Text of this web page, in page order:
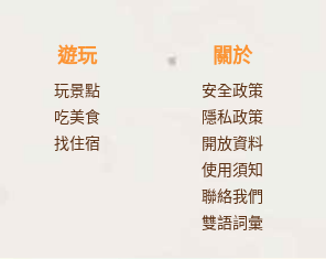
遊玩
玩景點
吃美食
找住宿
關於
安全政策
隱私政策
開放資料
使用須知
聯絡我們
雙語詞彙